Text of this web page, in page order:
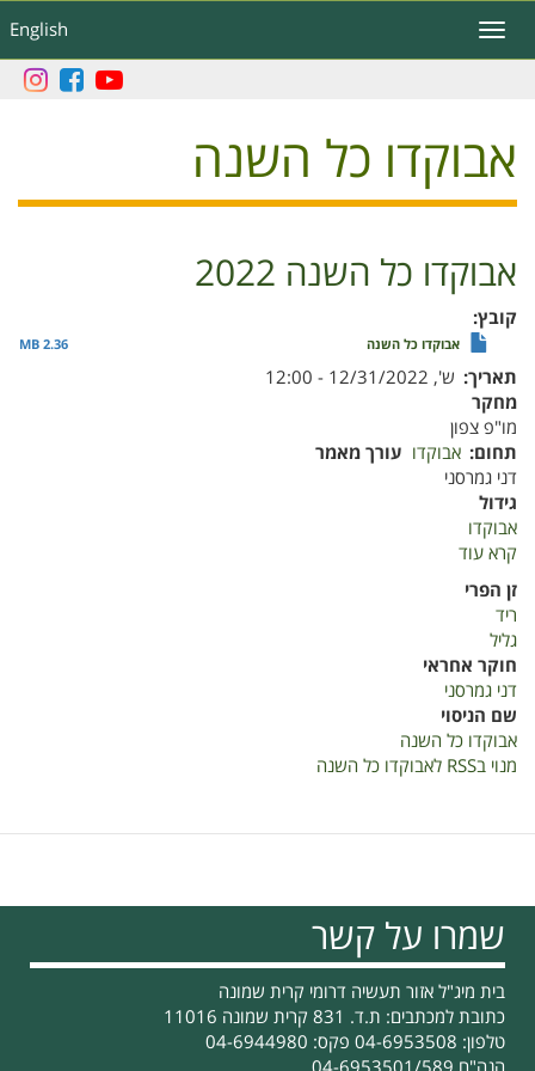
לתוכן
העיקרי
English
Toggle
navigation
אבוקדו כל השנה
אבוקדו כל השנה 2022
קובץ
אבוקדו כל השנה 2.36 MB
תאריך ש', 12/31/2022 - 12:00
מחקר
מו"פ צפון
תחום אבוקדו עורך מאמר
דני גמרסני
גידול
אבוקדו
קרא עוד
זן הפרי
ריד
גליל
חוקר אחראי
דני גמרסני
שם הניסוי
אבוקדו כל השנה
מנוי בRSS לאבוקדו כל השנה
שמרו על קשר
בית מיג"ל אזור תעשיה דרומי קרית שמונה
כתובת למכתבים: ת.ד. 831 קרית שמונה 11016
טלפון: 04-6953508 פקס: 04-6944980